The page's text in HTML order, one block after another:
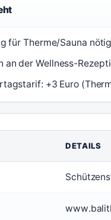
für Therme/Sauna
an der Wellness-
+3 Euro
DETAILS